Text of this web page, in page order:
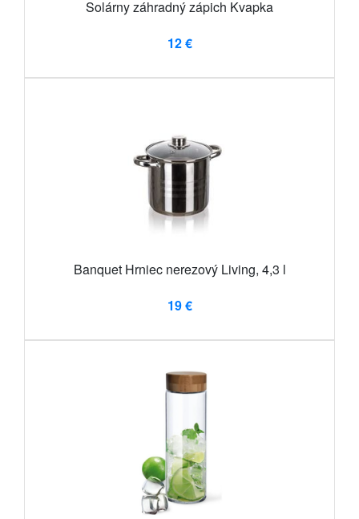
Solárny záhradný zápich Kvapka
12 €
Banquet Hrniec nerezový Living, 4,3 l
19 €